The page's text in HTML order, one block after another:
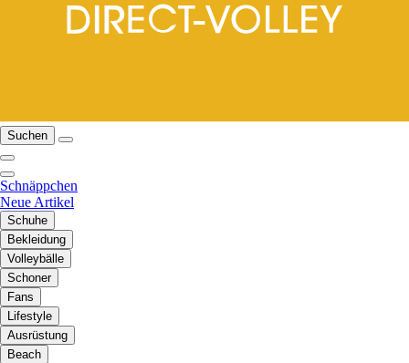
Suchen
Schnäppchen
Neue Artikel
Schuhe
Bekleidung
Volleybälle
Schoner
Fans
Lifestyle
Ausrüstung
Beach